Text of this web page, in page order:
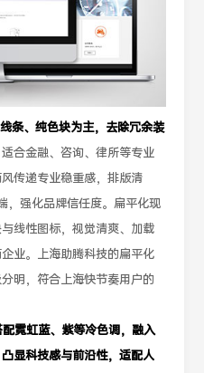
条、纯色块为主，去除冗余装
合金融、咨询、律所等专业
传递专业稳重感，排版清
，强化品牌信任度。扁平化现
线性图标，视觉清爽、加载
业。上海助腾科技的扁平化
明，符合上海快节奏用户的
霓虹蓝、紫等冷色调，融入
显科技感与前沿性，适配人